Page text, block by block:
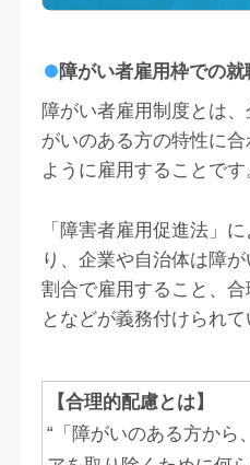
障がい者雇用枠での
障がい者雇用制度とは
がいのある方の特性に
ように雇用することです
「障害者雇用促進法」
り、企業や自治体は障
割合で雇用すること、
となどが義務付けられて
【合理的配慮とは】
“「障がいのある方から